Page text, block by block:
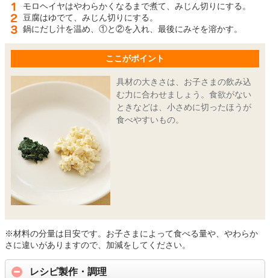
モロヘイヤはやわらかくなるまで煮て、みじん切りにする。
豆腐はゆでて、みじん切りにする。
鍋にだし汁を温め、①と②を入れ、最後にみそを溶かす。
ここがポイント
具材の大きさは、お子さまの飲み込
む力に合わせましょう。食欲がない
ときなどは、小さめに切ったほうが
食べやすいもの。
※材料の分量は目安です。お子さまによって食べる量や、やわらか
さに違いがありますので、加減をしてください。
レシピ製作・調理